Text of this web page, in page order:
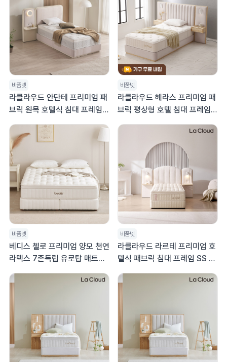
비품넷
라클라우드 안단테 프리미엄 패
브릭 원목 호텔식 침대 프레임
TWIN(트윈)
비품넷
라클라우드 헤라스 프리미엄 패
브릭 평상형 호텔 침대 프레임
슈퍼싱글 SS
비품넷
베디스 첼로 프리미엄 양모 천연
라텍스 7존독립 유로탑 매트리
스 32cm SS
비품넷
라클라우드 라르테 프리미엄 호
텔식 패브릭 침대 프레임 SS 슈
퍼싱글침대